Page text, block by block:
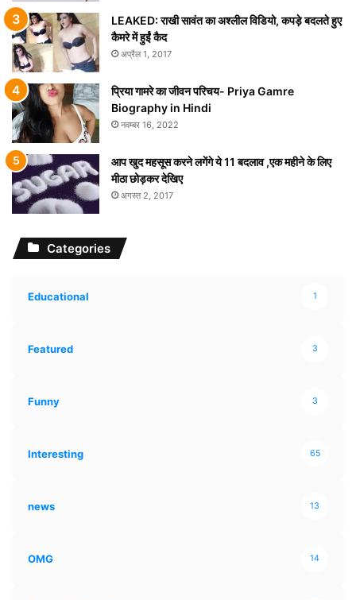
LEAKED: राखी सावंत का अश्लील विडियो, कपड़े बदलते हुए
कैमरे में हुईं कैद
अप्रैल 1, 2017
प्रिया गामरे का जीवन परिचय- Priya Gamre
Biography in Hindi
नवम्बर 16, 2022
आप खुद महसूस करने लगेंगे ये 11 बदलाव ,एक महीने के लिए
मीठा छोड़कर देखिए
अगस्त 2, 2017
Categories
Educational 1
Featured 3
Funny 3
Interesting 65
news 13
OMG 14